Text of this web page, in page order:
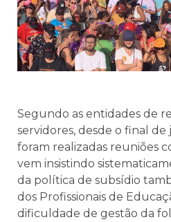
Segundo as entidades de
servidores, desde o final de
foram realizadas reuniões
vem insistindo
da política de subsídio
dos Profissionais de
dificuldade de gestão da